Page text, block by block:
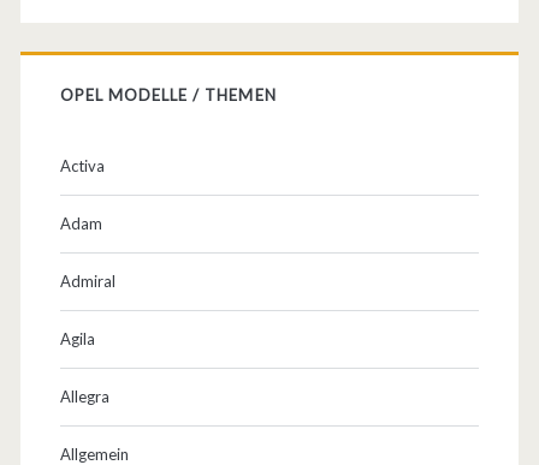
u
n
n
d
OPEL MODELLE / THEMEN
Activa
Adam
Admiral
Agila
Allegra
Allgemein